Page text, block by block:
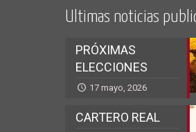
Ultimas noticias
PRÓXIMAS
ELECCIONES
17 mayo, 2026
CARTERO REAL